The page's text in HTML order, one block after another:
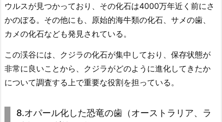
ウルスが見つかっており、その化石は4000万年近く前にさ
かのぼる。その他にも、原始的海牛類の化石、サメの歯、
カメの化石なども発見されている。
この渓谷には、クジラの化石が集中しており、保存状態が
非常に良いことから、クジラがどのように進化してきたか
について調査する上で重要な役割を担っている。
8.オパール化した恐竜の歯（オーストラリア、ラ